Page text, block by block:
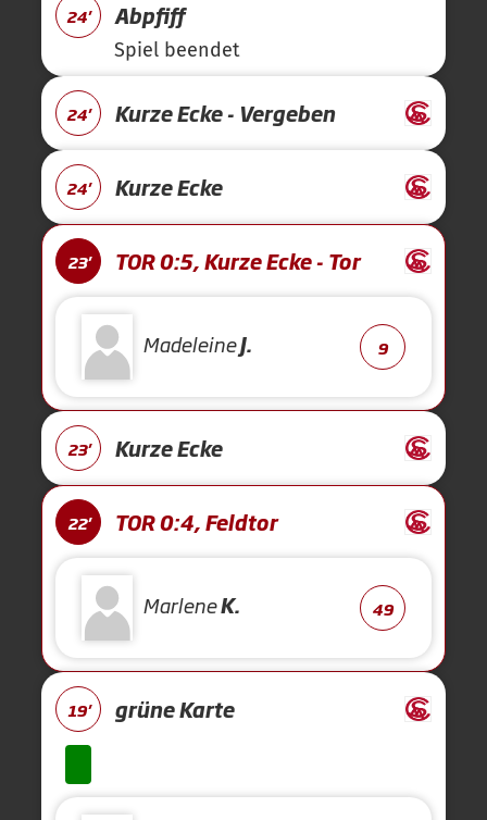
24' Abpfiff
Spiel beendet
24' Kurze Ecke - Vergeben
24' Kurze Ecke
23' TOR 0:5, Kurze Ecke - Tor
MadeleineJ. 9
23' Kurze Ecke
22' TOR 0:4, Feldtor
MarleneK. 49
19' grüne Karte